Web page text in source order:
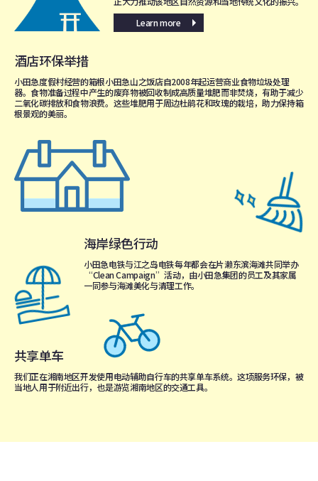
Learn more
酒店环保举措
小田急度假村经营的箱根小田急山之饭店自2008年起运营商业食物垃圾处理
器。食物准备过程中产生的废弃物被回收制成高质量堆肥而非焚烧，有助于减少
二氧化碳排放和食物浪费。这些堆肥用于周边杜鹃花和玫瑰的栽培，助力保持箱
根景观的美丽。
海岸绿色行动
小田急电铁与江之岛电铁每年都会在片濑东滨海滩共同举办
“Clean Campaign”活动，由小田急集团的员工及其家属
一同参与海滩美化与清理工作。
共享单车
我们正在湘南地区开发使用电动辅助自行车的共享单车系统。这项服务环保，被
当地人用于附近出行，也是游览湘南地区的交通工具。